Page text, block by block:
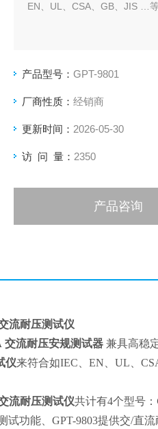
EN、UL、CSA、GB、JIS …
产品型号： GPT-9801
厂商性质： 经销商
更新时间： 2026-05-30
访 问 量： 2350
产品咨询
流耐压测试仪
交流耐压安规测试器 兼具高稳
仪来符合如IEC EN UL
流耐压测试仪共计有4个型号：
试功能、 GPT-9803提供交/直流